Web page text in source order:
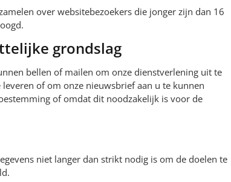
over websitebezoekers die jonger zijn dan 16
grondslag
bellen of mailen om onze dienstverlening uit te
of om onze nieuwsbrief aan u te kunnen
of omdat dit noodzakelijk is voor de
niet langer dan strikt nodig is om de doelen te